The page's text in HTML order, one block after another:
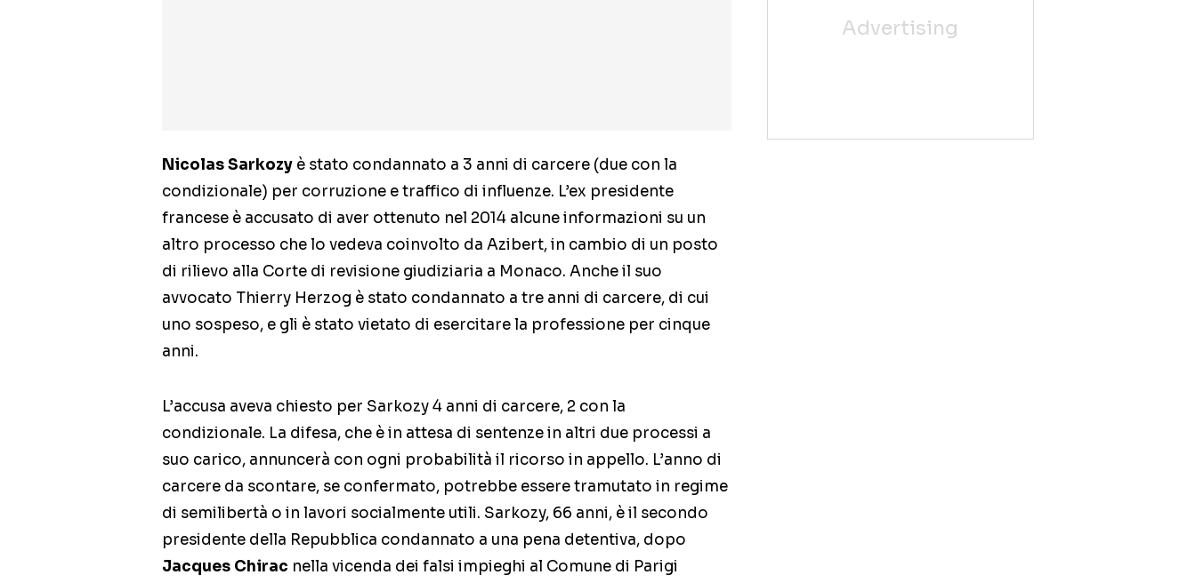
Nicolas Sarkozy è stato condannato a 3 anni di carcere (due con la
condizionale) per corruzione e traffico di influenze. L’ex presidente
francese è accusato di aver ottenuto nel 2014 alcune informazioni su un
altro processo che lo vedeva coinvolto da Azibert, in cambio di un posto
di rilievo alla Corte di revisione giudiziaria a Monaco. Anche il suo
avvocato Thierry Herzog è stato condannato a tre anni di carcere, di cui
uno sospeso, e gli è stato vietato di esercitare la professione per cinque
anni.
L’accusa aveva chiesto per Sarkozy 4 anni di carcere, 2 con la
condizionale. La difesa, che è in attesa di sentenze in altri due processi a
suo carico, annuncerà con ogni probabilità il ricorso in appello. L’anno di
carcere da scontare, se confermato, potrebbe essere tramutato in regime
di semilibertà o in lavori socialmente utili. Sarkozy, 66 anni, è il secondo
presidente della Repubblica condannato a una pena detentiva, dopo
Jacques Chirac nella vicenda dei falsi impieghi al Comune di Parigi